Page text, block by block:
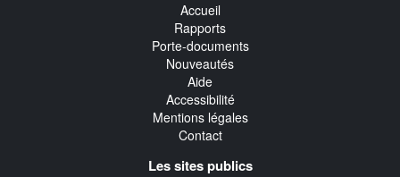
Accueil
Rapports
Porte-documents
Nouveautés
Aide
Accessibilité
Mentions légales
Contact
Les sites publics